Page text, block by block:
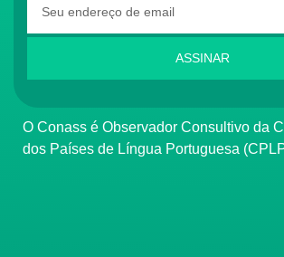
ASSINAR
O Conass é Observador Consultivo da Comunidade
dos Países de Língua Portuguesa